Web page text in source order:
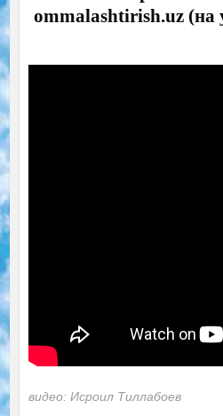
ommalashtirish.uz (на
видео: Исроил Тиллабоев